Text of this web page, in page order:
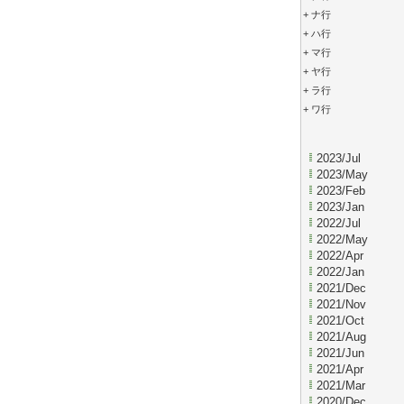
+ ナ行
+ ハ行
+ マ行
+ ヤ行
+ ラ行
+ ワ行
2023/Jul
2023/May
2023/Feb
2023/Jan
2022/Jul
2022/May
2022/Apr
2022/Jan
2021/Dec
2021/Nov
2021/Oct
2021/Aug
2021/Jun
2021/Apr
2021/Mar